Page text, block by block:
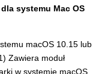
systemu Mac OS
macOS 10.15 lub
Zawiera moduł
w systemie macOS